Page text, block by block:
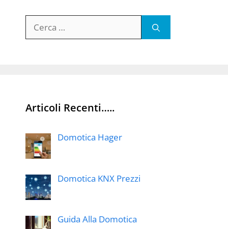
per:
Articoli Recenti…..
Domotica Hager
Domotica KNX Prezzi
Guida Alla Domotica